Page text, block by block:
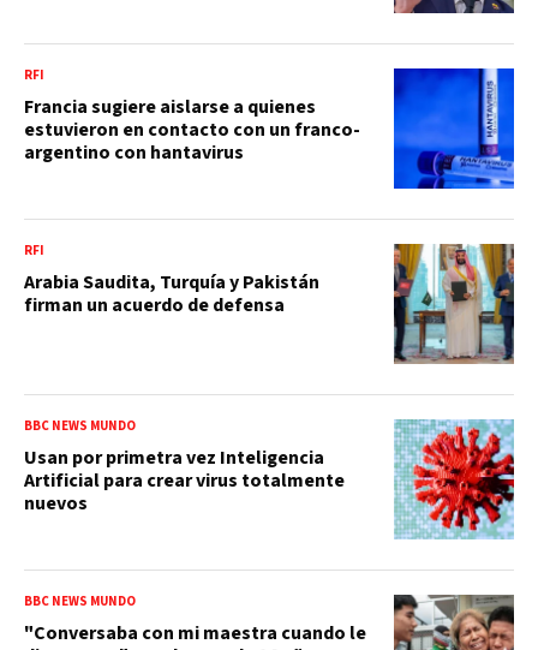
RFI
Francia sugiere aislarse a quienes
estuvieron en contacto con un franco-
argentino con hantavirus
RFI
Arabia Saudita, Turquía y Pakistán
firman un acuerdo de defensa
BBC NEWS MUNDO
Usan por primetra vez Inteligencia
Artificial para crear virus totalmente
nuevos
BBC NEWS MUNDO
"Conversaba con mi maestra cuando le